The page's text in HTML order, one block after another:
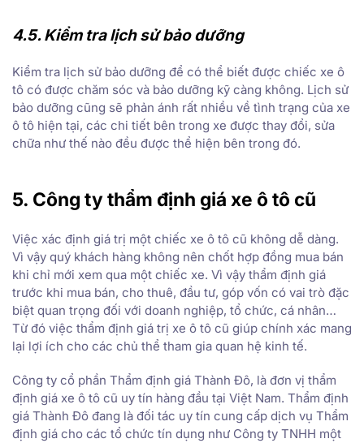
4.5. Kiểm tra lịch sử bảo dưỡng
Kiểm tra lịch sử bảo dưỡng để có thể biết được chiếc xe ô
tô có được chăm sóc và bảo dưỡng kỹ càng không. Lịch sử
bảo dưỡng cũng sẽ phản ánh rất nhiều về tình trạng của xe
ô tô hiện tại, các chi tiết bên trong xe được thay đổi, sửa
chữa như thế nào đều được thể hiện bên trong đó.
5. Công ty thẩm định giá xe ô tô cũ
Việc xác định giá trị một chiếc xe ô tô cũ không dễ dàng.
Vì vậy quý khách hàng không nên chốt hợp đồng mua bán
khi chỉ mới xem qua một chiếc xe. Vì vậy thẩm định giá
trước khi mua bán, cho thuê, đầu tư, góp vốn có vai trò đặc
biệt quan trọng đối với doanh nghiệp, tổ chức, cá nhân…
Từ đó việc thẩm định giá trị xe ô tô cũ giúp chính xác mang
lại lợi ích cho các chủ thể tham gia quan hệ kinh tế.
Công ty cổ phần Thẩm định giá Thành Đô, là đơn vị thẩm
định giá xe ô tô cũ uy tín hàng đầu tại Việt Nam. Thẩm định
giá Thành Đô đang là đối tác uy tín cung cấp dịch vụ Thẩm
định giá cho các tổ chức tín dụng như Công ty TNHH một